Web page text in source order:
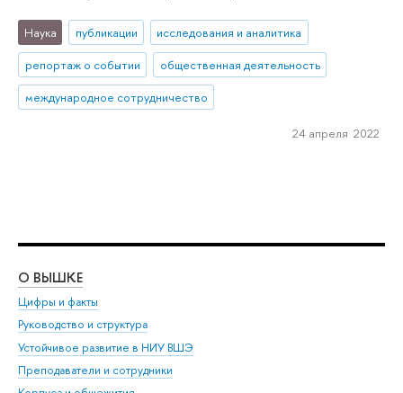
Наука публикации
исследования и аналитика
репортаж о событии
общественная деятельность
международное сотрудничество
24 апреля 2022
О ВЫШКЕ
Цифры и факты
Руководство и структура
Устойчивое развитие в НИУ ВШЭ
Преподаватели и сотрудники